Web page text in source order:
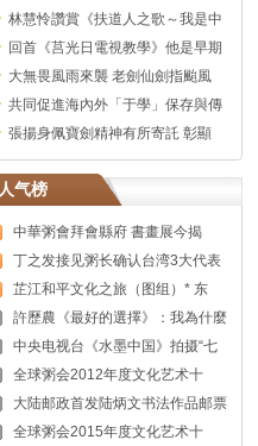
林慧怜讚賞《扶道人之歌～我是中
回首《莒光日電視教學》他是早期
大無畏風雨來襲 老劍仙劍指颱風
共同促進海內外「于學」保存與傳
張揚身佩寶劍精神有所寄託 彰顯
人气榜
中華粥會拜會縣府 書畫展今揭
丁之发接见粥长确认台湾3大代表
芷江和平文化之旅（图组）* 东
許歷農《最好的選擇》：我為什麼
中央电视台《水墨中国》拍摄“七
全球粥会2012年度文化艺术十
大陆邮政首发陆炳文书法作品邮票
全球粥会2015年度文化艺术十